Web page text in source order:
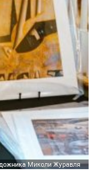
Миколи Журавля